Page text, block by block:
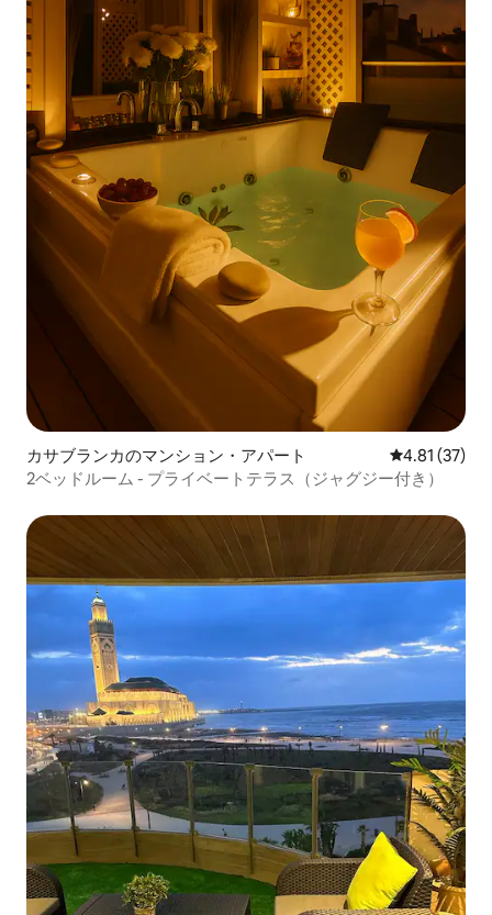
カサブランカのマンション・アパート レビュー37
4.81 (37)
2ベッドルーム - プライベートテラス（ジャグジー付き）